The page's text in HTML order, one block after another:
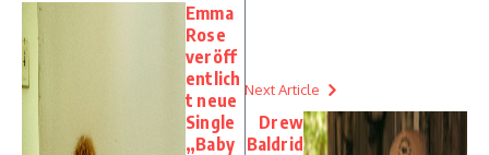
Emma
Rose
veröff
entlich
t neue
Single
„Baby
Next Article
Drew
Baldrid